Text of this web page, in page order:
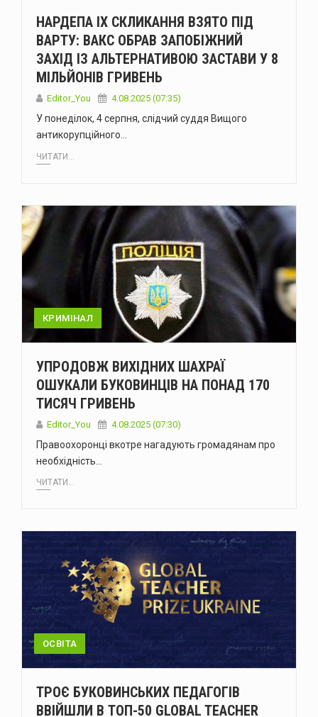
НАРДЕПА IX СКЛИКАННЯ ВЗЯТО ПІД
ВАРТУ: ВАКС ОБРАВ ЗАПОБІЖНИЙ
ЗАХІД ІЗ АЛЬТЕРНАТИВОЮ ЗАСТАВИ У 8
МІЛЬЙОНІВ ГРИВЕНЬ
Editor_You 4.08.2025 (07:35)
У понеділок, 4 серпня, слідчий суддя Вищого
антикорупційного…
ЧИТАТИ...
КРИМІНАЛ
УПРОДОВЖ ВИХІДНИХ ШАХРАЇ
ОШУКАЛИ БУКОВИНЦІВ НА ПОНАД 170
ТИСЯЧ ГРИВЕНЬ
Editor_You 4.08.2025 (07:30)
Правоохоронці вкотре нагадують громадянам про
необхідність…
ЧИТАТИ...
ОСВІТА
ТРОЄ БУКОВИНСЬКИХ ПЕДАГОГІВ
ВВІЙШЛИ В ТОП-50 GLOBAL TEACHER